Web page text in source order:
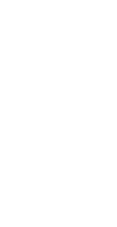
です。
ず変更すること